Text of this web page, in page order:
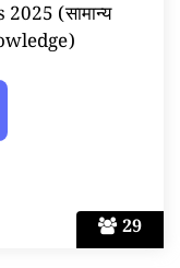
29
(सामान्य